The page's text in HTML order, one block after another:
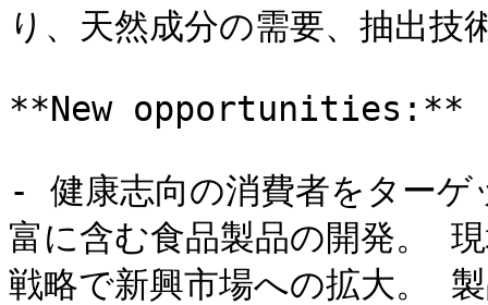
り、天然成分の需要、抽出
**New opportunities:**
- 健康志向の消費者をターゲ
富に含む食品製品の開発。
戦略で新興市場への拡大。